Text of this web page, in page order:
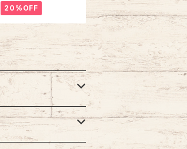
E” カーディガン 総柄 ウ
ール混合 イタリア製 ユ
ーロライン ヨーロッパ
20%OFF